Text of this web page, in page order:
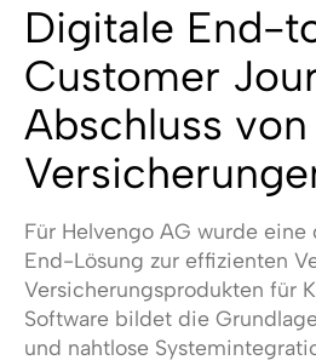
Digitale End-
Customer
Abschluss
Für Helvengo AG wurde
End-Lösung zur effizienten
Versicherungsprodukten für
Software bildet die
und nahtlose